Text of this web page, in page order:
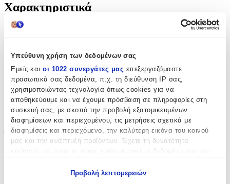
Υπεύθυνη χρήση των δεδομένων σας
Εμείς και οι 1022 συνεργάτες μας επεξεργαζόμαστε
προσωπικά σας δεδομένα, π.χ. τη διεύθυνση IP σας,
χρησιμοποιώντας τεχνολογία όπως cookies για να
αποθηκεύουμε και να έχουμε πρόσβαση σε πληροφορίες στη
συσκευή σας, με σκοπό την προβολή εξατομικευμένων
διαφημίσεων και περιεχομένου, τις μετρήσεις σχετικά με
διαφημίσεις και περιεχόμενο, την καλύτερη εικόνα του κοινού
μας και την ανάπτυξη προϊόντων. Έχετε τη δυνατότητα
Προβολή λεπτομερειών
Χαρακτηριστικά
Συγγραφέας
Quercus Publishing
Ημερομηνία Έκδοσης:
01/11/2007
Έτος Έκδοσης: